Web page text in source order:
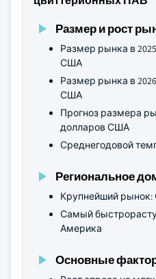
Размер и рост
Размер рынка в
США
Размер рынка в
США
Прогноз размера
долларов США
Среднегодовой темп
Региональное
Крупнейший
Самый
Америка
Основные